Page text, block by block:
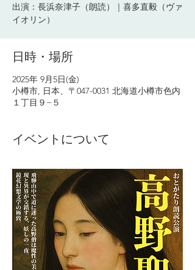
出演：長浜奈津子（朗読）｜喜多直毅（ヴァ
イオリン）
日時・場所
2025年 9月5日(金)
小樽市, 日本、〒047-0031 北海道小樽市色内
１丁目９−５
イベントについて